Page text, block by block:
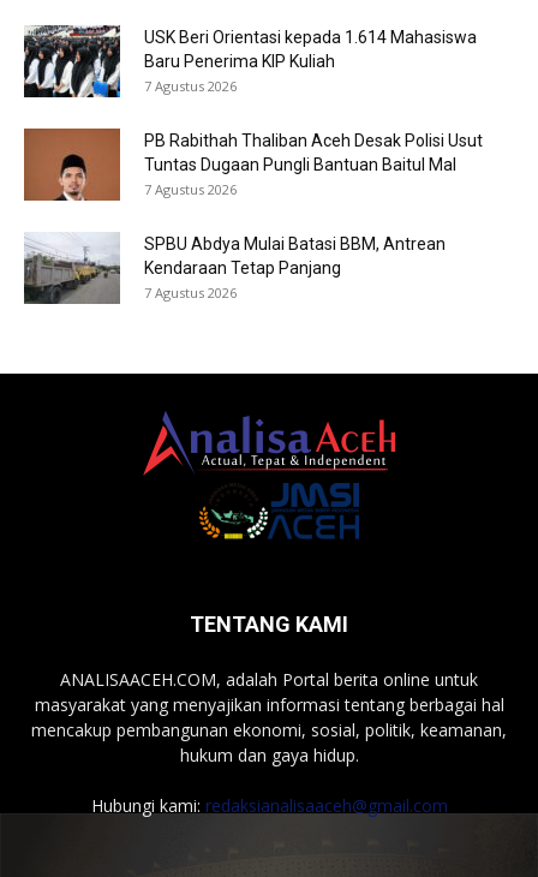
USK Beri Orientasi kepada 1.614 Mahasiswa
Baru Penerima KIP Kuliah
7 Agustus 2026
PB Rabithah Thaliban Aceh Desak Polisi Usut
Tuntas Dugaan Pungli Bantuan Baitul Mal
7 Agustus 2026
SPBU Abdya Mulai Batasi BBM, Antrean
Kendaraan Tetap Panjang
7 Agustus 2026
TENTANG KAMI
ANALISAACEH.COM, adalah Portal berita online untuk
masyarakat yang menyajikan informasi tentang berbagai hal
mencakup pembangunan ekonomi, sosial, politik, keamanan,
hukum dan gaya hidup.
Hubungi kami: redaksianalisaaceh@gmail.com